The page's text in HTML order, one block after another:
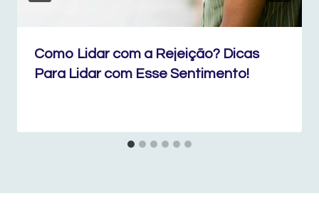
Como Lidar com a Rejeição? Dicas
Para Lidar com Esse Sentimento!